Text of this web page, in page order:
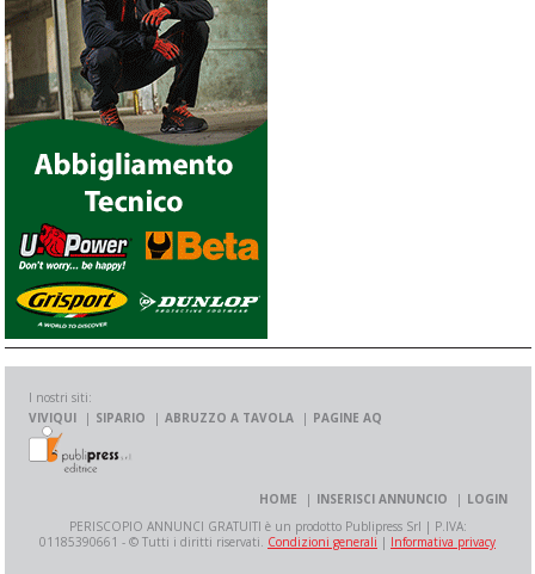
I nostri siti:
VIVIQUI
SIPARIO ABRUZZO A TAVOLA PAGINE AQ
HOME INSERISCI ANNUNCIO
LOGIN
PERISCOPIO ANNUNCI GRATUITI è un prodotto Publipress Srl | P.IVA:
01185390661 - © Tutti i diritti riservati. Condizioni generali | Informativa privacy